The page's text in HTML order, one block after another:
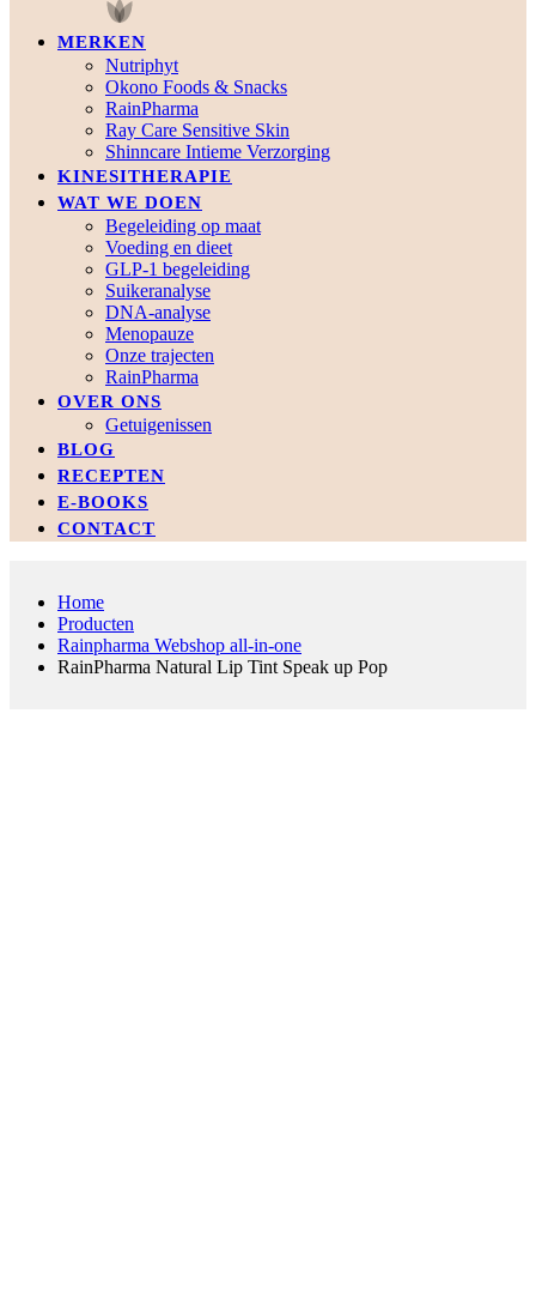
MERKEN
Nutriphyt
Okono Foods & Snacks
RainPharma
Ray Care Sensitive Skin
Shinncare Intieme Verzorging
KINESITHERAPIE
WAT WE DOEN
Begeleiding op maat
Voeding en dieet
GLP-1 begeleiding
Suikeranalyse
DNA-analyse
Menopauze
Onze trajecten
RainPharma
OVER ONS
Getuigenissen
BLOG
RECEPTEN
E-BOOKS
CONTACT
Home
Producten
Rainpharma Webshop all-in-one
RainPharma Natural Lip Tint Speak up Pop